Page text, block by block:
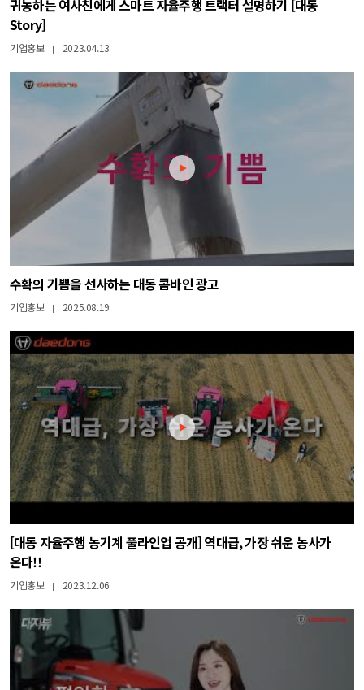
귀농하는 여사친에게 스마트 자율주행 트랙터 설명하기 [대동
Story]
기업홍보 | 2023.04.13
수확의 기쁨을 선사하는 대동 콤바인 광고
기업홍보 | 2025.08.19
[대동 자율주행 농기계 풀라인업 공개] 역대급, 가장 쉬운 농사가
온다!!
기업홍보 | 2023.12.06